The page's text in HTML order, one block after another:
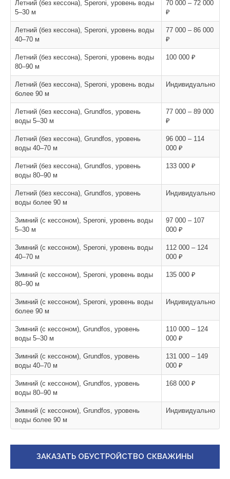
Летний (без кессона), Speroni, уровень воды
5–30 м
70 000 – 72 000
₽
Летний (без кессона), Speroni, уровень воды
40–70 м
77 000 – 86 000
₽
Летний (без кессона), Speroni, уровень воды
80–90 м
100 000 ₽
Летний (без кессона), Speroni, уровень воды
более 90 м
Индивидуально
Летний (без кессона), Grundfos, уровень
воды 5–30 м
77 000 – 89 000
₽
Летний (без кессона), Grundfos, уровень
воды 40–70 м
96 000 – 114
000 ₽
Летний (без кессона), Grundfos, уровень
воды 80–90 м
133 000 ₽
Летний (без кессона), Grundfos, уровень
воды более 90 м
Индивидуально
Зимний (с кессоном), Speroni, уровень воды
5–30 м
97 000 – 107
000 ₽
Зимний (с кессоном), Speroni, уровень воды
40–70 м
112 000 – 124
000 ₽
Зимний (с кессоном), Speroni, уровень воды
80–90 м
135 000 ₽
Зимний (с кессоном), Speroni, уровень воды
более 90 м
Индивидуально
Зимний (с кессоном), Grundfos, уровень
воды 5–30 м
110 000 – 124
000 ₽
Зимний (с кессоном), Grundfos, уровень
воды 40–70 м
131 000 – 149
000 ₽
Зимний (с кессоном), Grundfos, уровень
воды 80–90 м
168 000 ₽
Зимний (с кессоном), Grundfos, уровень
воды более 90 м
Индивидуально
ЗАКАЗАТЬ ОБУСТРОЙСТВО СКВАЖИНЫ